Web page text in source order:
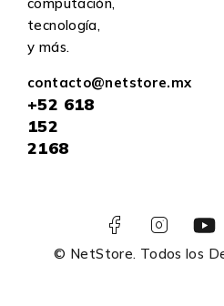
tecnología,
y más.
contacto@netstore.mx
+52 618
152
2168
© NetStore. Todos los